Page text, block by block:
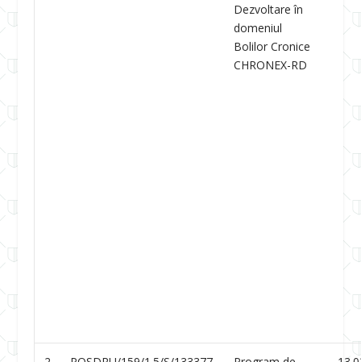
Dezvoltare în
domeniul
Bolilor Cronice
CHRONEX-RD